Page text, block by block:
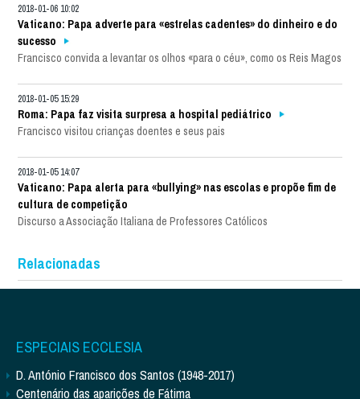
2018-01-06 10:02
Vaticano: Papa adverte para «estrelas cadentes» do dinheiro e do
sucesso
Francisco convida a levantar os olhos «para o céu», como os Reis Magos
2018-01-05 15:29
Roma: Papa faz visita surpresa a hospital pediátrico
Francisco visitou crianças doentes e seus pais
2018-01-05 14:07
Vaticano: Papa alerta para «bullying» nas escolas e propõe fim de
cultura de competição
Discurso a Associação Italiana de Professores Católicos
Relacionadas
ESPECIAIS ECCLESIA
D. António Francisco dos Santos (1948-2017)
Centenário das aparições de Fátima